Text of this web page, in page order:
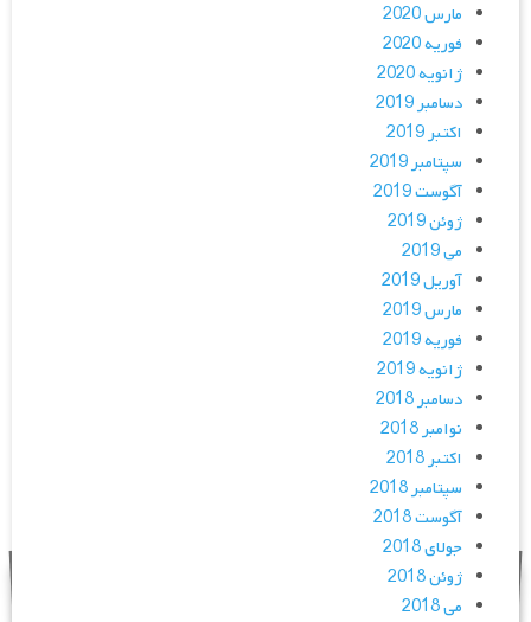
مارس 2020
فوریه 2020
ژانویه 2020
دسامبر 2019
اکتبر 2019
سپتامبر 2019
آگوست 2019
ژوئن 2019
می 2019
آوریل 2019
مارس 2019
فوریه 2019
ژانویه 2019
دسامبر 2018
نوامبر 2018
اکتبر 2018
سپتامبر 2018
آگوست 2018
جولای 2018
ژوئن 2018
می 2018